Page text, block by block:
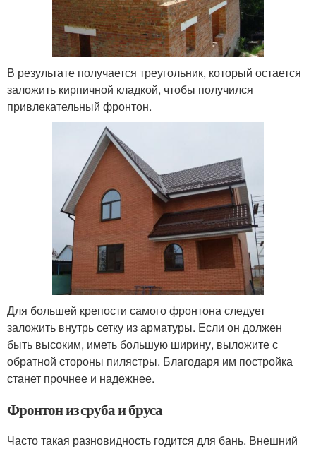
В результате получается треугольник, который остается
заложить кирпичной кладкой, чтобы получился
привлекательный фронтон.
Для большей крепости самого фронтона следует
заложить внутрь сетку из арматуры. Если он должен
быть высоким, иметь большую ширину, выложите с
обратной стороны пилястры. Благодаря им постройка
станет прочнее и надежнее.
Фронтон из сруба и бруса
Часто такая разновидность годится для бань. Внешний